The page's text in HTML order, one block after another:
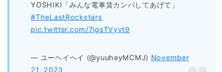
YOSHIKI「みんな電車賃カンパしてあげて」
#TheLastRockstars
pic.twitter.com/7igsTVyvt9
— ユーヘイヘイ (@yuuheyMCMJ) November
21, 2023